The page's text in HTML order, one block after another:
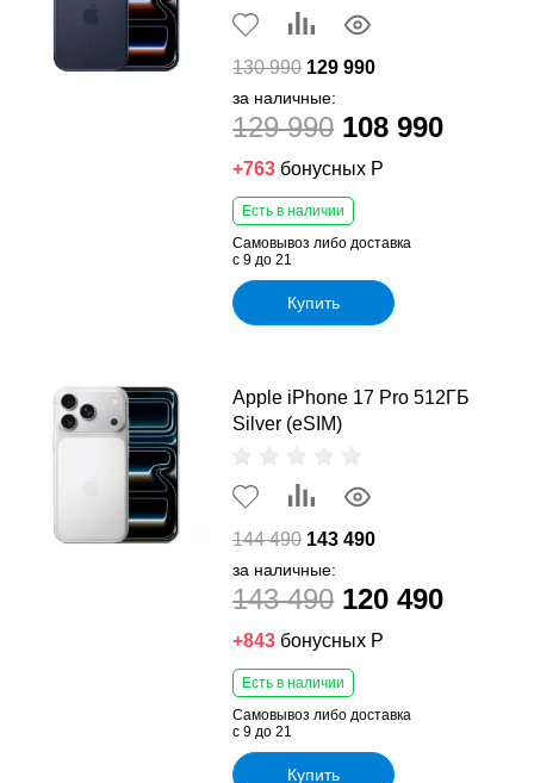
130 990 129 990
за наличные:
129 990 108 990
+763 бонусных Р
Есть в наличии
Самовывоз либо доставка
с 9 до 21
Купить
Apple iPhone 17 Pro 512ГБ
Silver (eSIM)
144 490 143 490
за наличные:
143 490 120 490
+843 бонусных Р
Есть в наличии
Самовывоз либо доставка
с 9 до 21
Купить